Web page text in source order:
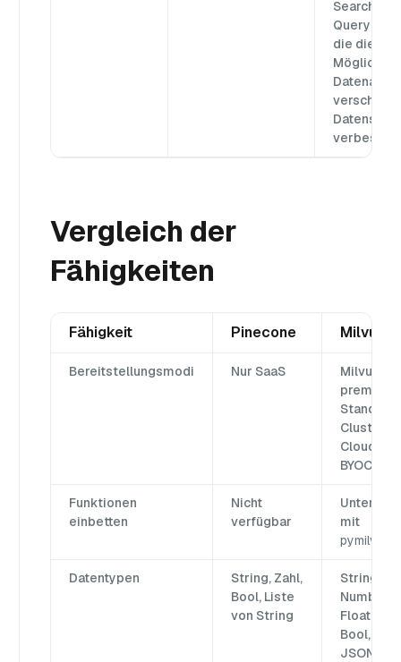
Search
Query
die die
Vergleich der
Fähigkeiten
Fähigkeit Pinecone Milvus
Bereitstellungsmodi Nur SaaS
Milvus
prem
Cluster,
Cloud
BYOC
Funktionen
einbetten
Nicht
verfügbar
mit
Datentypen
String, Zahl,
Bool, Liste
von String
String,
Number
Float,
Bool,
JSON,